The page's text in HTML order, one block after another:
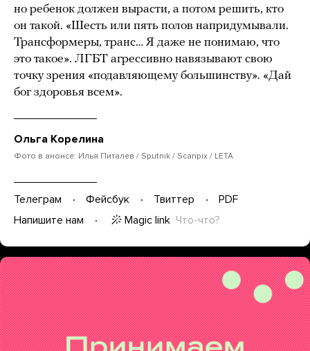
но ребенок должен вырасти, а потом решить, кто
он такой. «Шесть или пять полов напридумывали.
Трансформеры, транс… Я даже не понимаю, что
это такое». ЛГБТ агрессивно навязывают свою
точку зрения «подавляющему большинству». «Дай
бог здоровья всем».
Ольга Корелина
Фото в анонсе: Илья Питалев / Sputnik / Scanpix / LETA
Телеграм Фейсбук Твиттер
PDF
Напишите нам
Magic link Что-что?